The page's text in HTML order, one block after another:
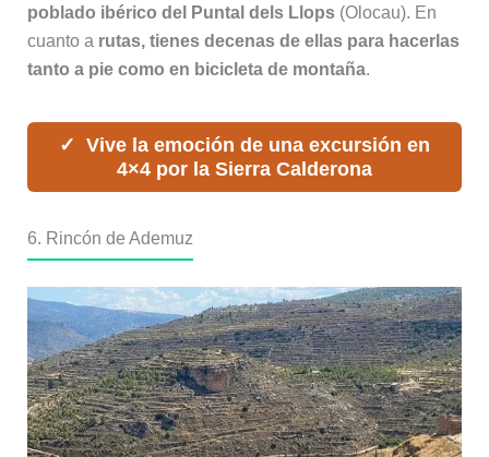
poblado ibérico del Puntal dels Llops(Olocau). En
cuanto a rutas, tienes decenas de ellas para hacerlas
tanto a pie como en bicicleta de montaña.
Vive la emoción de una excursión en
4×4 por la Sierra Calderona
6. Rincón de Ademuz